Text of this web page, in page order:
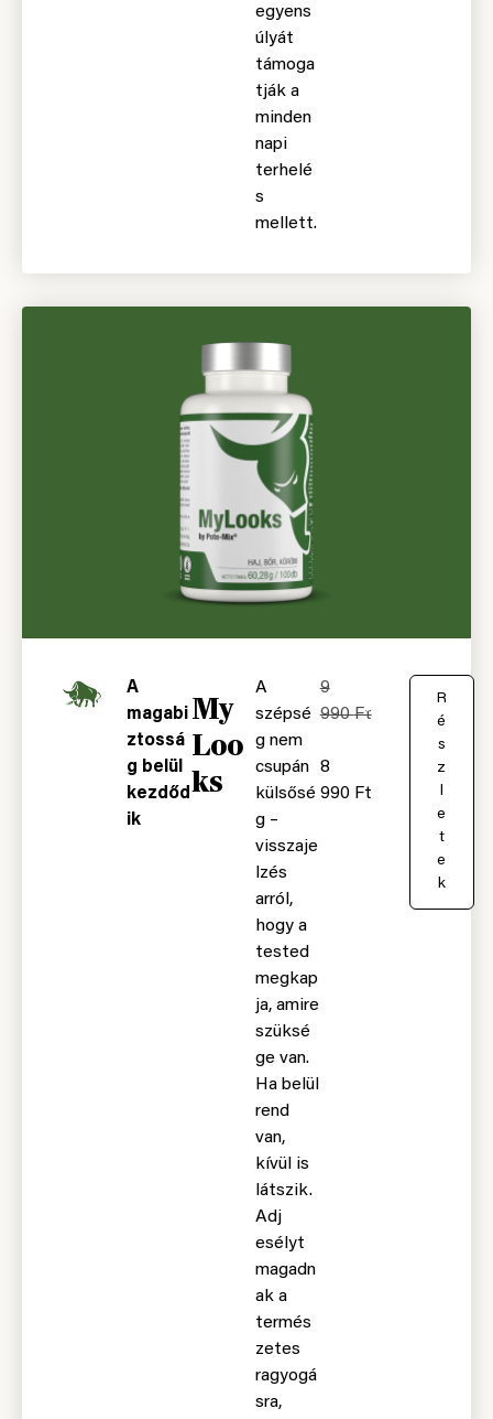
egyens
úlyát
támoga
tják a
minden
napi
terhelé
s
mellett.
A
magabi
ztossá
g belül
kezdőd
ik
My
Loo
ks
A
szépsé
g nem
csupán
külsősé
g –
visszaje
lzés
arról,
hogy a
tested
megkap
ja, amire
szüksé
ge van.
Ha belül
rend
van,
kívül is
látszik.
Adj
esélyt
magadn
ak a
termés
zetes
ragyogá
sra,
9
990Ft
8
990 Ft
R
é
s
z
l
e
t
e
k